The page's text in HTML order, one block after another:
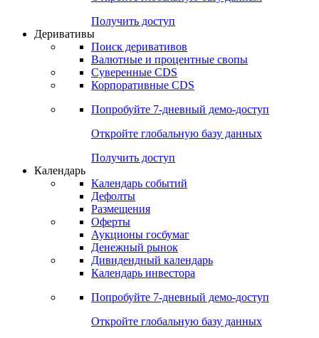
Получить доступ
Деривативы
Поиск деривативов
Валютные и процентные свопы
Суверенные CDS
Корпоративные CDS
Попробуйте 7-дневный демо-доступ
Откройте глобальную базу данных
Получить доступ
Календарь
Календарь событий
Дефолты
Размещения
Оферты
Аукционы госбумаг
Денежный рынок
Дивидендный календарь
Календарь инвестора
Попробуйте 7-дневный демо-доступ
Откройте глобальную базу данных